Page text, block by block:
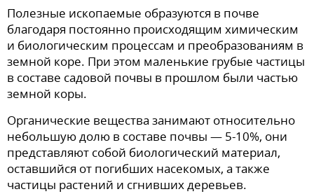
Полезные ископаемые образуются в почве
благодаря постоянно происходящим химическим
и биологическим процессам и преобразованиям в
земной коре. При этом маленькие грубые частицы
в составе садовой почвы в прошлом были частью
земной коры.
Органические вещества занимают относительно
небольшую долю в составе почвы — 5-10%, они
представляют собой биологический материал,
оставшийся от погибших насекомых, а также
частицы растений и сгнивших деревьев.